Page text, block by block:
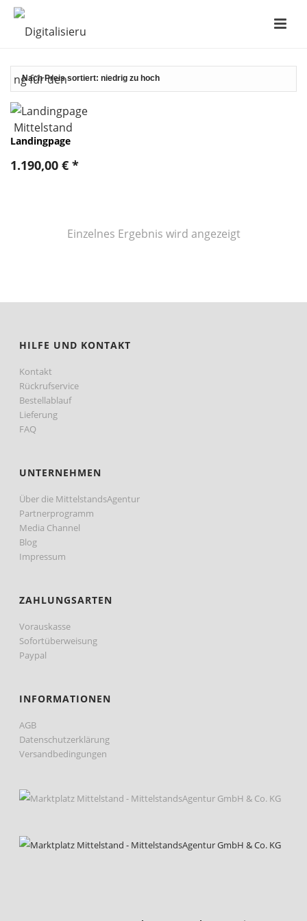
Landingpage
1.190,00 € *
Einzelnes Ergebnis wird angezeigt
HILFE UND KONTAKT
Kontakt
Rückrufservice
Bestellablauf
Lieferung
FAQ
UNTERNEHMEN
Über die MittelstandsAgentur
Partnerprogramm
Media Channel
Blog
Impressum
ZAHLUNGSARTEN
Vorauskasse
Sofortüberweisung
Paypal
INFORMATIONEN
AGB
Datenschutzerklärung
Versandbedingungen